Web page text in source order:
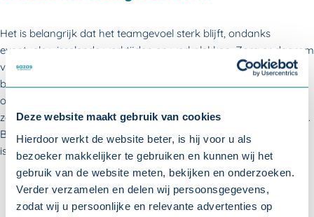
Deze website maakt gebruik van cookies
Hierdoor werkt de website beter, is hij voor u als
bezoeker makkelijker te gebruiken en kunnen wij het
gebruik van de website meten, bekijken en onderzoeken.
Verder verzamelen en delen wij persoonsgegevens,
zodat wij u persoonlijke en relevante advertenties op
Het is belangrijk dat het teamgevoel sterk blijft, ondanks
eventuele wisselende werktijden en werkplekken. Zorg er daarom
voor dat uw medewerkers het kantoor regelmatig blijven
bezoeken om collega’s, leveranciers of andere relaties te
ontmoeten. Ook is het goed om af en toe iets te organiseren,
zodat collega’s kunnen bijpraten en ook met elkaar ontspannen.
Bijvoorbeeld tijdens een teamdag, een borrel of een etentje. Dat
is goed voor het teamgevoel.